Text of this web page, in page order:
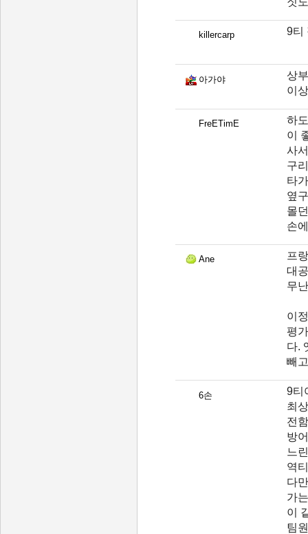
killercarp 9티
아가야
상
이
FreETimE
하
이
사
구
타
옆
몰
손
Ane
프
대
무
이
평
다.
빼
6손
9티
최
전
방
느
역
다
가
이
팀